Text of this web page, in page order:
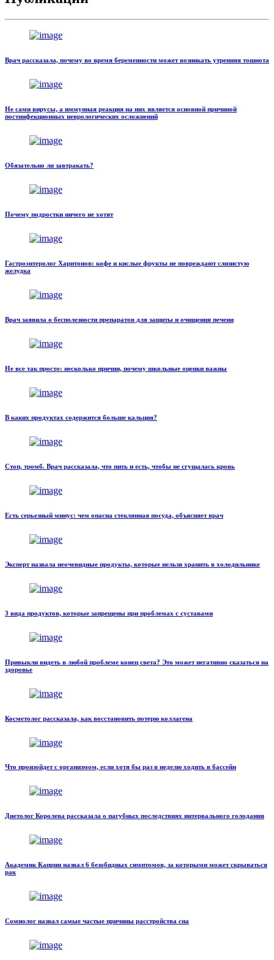
Врач рассказала, почему во время беременности может возникать утренняя тошнота
Не сами вирусы, а иммунная реакция на них является основной причиной
постинфекционных неврологических осложнений
Обязательно ли завтракать?
Почему подростки ничего не хотят
Гастроэнтеролог Харитонов: кофе и кислые фрукты не повреждают слизистую
желудка
Врач заявила о бесполезности препаратов для защиты и очищения печени
Не все так просто: несколько причин, почему школьные оценки важны
В каких продуктах содержится больше кальция?
Стоп, тромб. Врач рассказала, что пить и есть, чтобы не сгущалась кровь
Есть серьезный минус: чем опасна стеклянная посуда, объясняет врач
Эксперт назвала неочевидные продукты, которые нельзя хранить в холодильнике
3 вида продуктов, которые запрещены при проблемах с суставами
Привыкли видеть в любой проблеме конец света? Это может негативно сказаться на
здоровье
Косметолог рассказала, как восстановить потерю коллагена
Что произойдет с организмом, если хотя бы раз в неделю ходить в бассейн
Диетолог Королева рассказала о пагубных последствиях интервального голодания
Академик Каприн назвал 6 безобидных симптомов, за которыми может скрываться
рак
Сомнолог назвал самые частые причины расстройства сна